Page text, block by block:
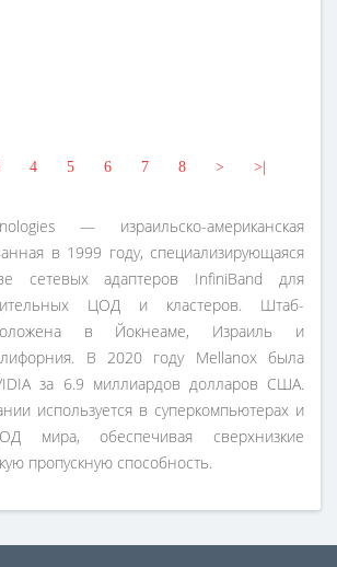
4 5 6 7 8 > >|
— израильско-американская
в 1999 году, специализирующаяся
сетевых адаптеров InfiniBand для
ЦОД и кластеров. Штаб-
в Йокнеаме, Израиль и
В 2020 году Mellanox была
за 6.9 миллиардов долларов США.
используется в суперкомпьютерах и
мира, обеспечивая сверхнизкие
пропускную способность.